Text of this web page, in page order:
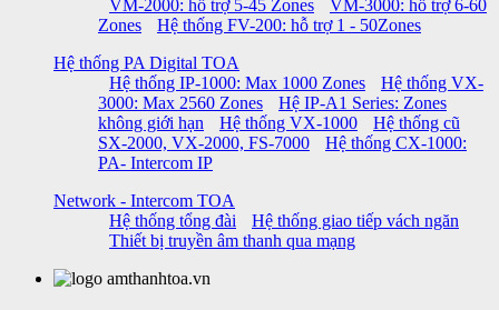
VM-2000: hỗ trợ 5-45 Zones
VM-3000: hỗ trợ 6-60
Zones
Hệ thống FV-200: hỗ trợ 1 - 50Zones
Hệ thống PA Digital TOA
Hệ thống IP-1000: Max 1000 Zones
Hệ thống VX-
3000: Max 2560 Zones
Hệ IP-A1 Series: Zones
không giới hạn
Hệ thống VX-1000
Hệ thống cũ
SX-2000, VX-2000, FS-7000
Hệ thống CX-1000:
PA- Intercom IP
Network - Intercom TOA
Hệ thống tổng đài
Hệ thống giao tiếp vách ngăn
Thiết bị truyền âm thanh qua mạng